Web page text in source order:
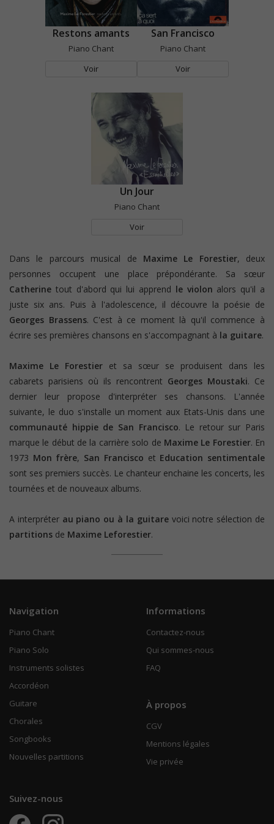
Dans le parcours musical de Maxime Le Forestier, deux
personnes occupent une place prépondérante. Sa sœur
Catherine tout d'abord qui lui apprend le violon alors qu'il a
juste six ans. Puis à l'adolescence, il découvre la poésie de
Georges Brassens. C'est à ce moment là qu'il commence à
écrire ses premières chansons en s'accompagnant à la guitare.
Maxime Le Forestier et sa sœur se produisent dans les
cabarets parisiens où ils rencontrent Georges Moustaki. Ce
dernier leur propose d'interpréter ses chansons. L'année
suivante, le duo s'installe un moment aux Etats-Unis dans une
communauté hippie de San Francisco. Le retour sur Paris
marque le début de la carrière solo de Maxime Le Forestier. En
1973 Mon frère, San Francisco et Education sentimentale
sont ses premiers succès. Le chanteur enchaine les concerts, les
tournées et de nouveaux albums.
A interpréter au piano ou à la guitarevoici notre sélection de
partitions de Maxime Leforestier.
Restons amants
Piano Chant
Voir
San Francisco
Piano Chant
Voir
Un Jour
Piano Chant
Voir
Navigation
Piano Chant
Piano Solo
Instruments solistes
Accordéon
Guitare
Chorales
Songbooks
Nouvelles partitions
Informations
Contactez-nous
Qui sommes-nous
FAQ
À propos
CGV
Mentions légales
Vie privée
Suivez-nous